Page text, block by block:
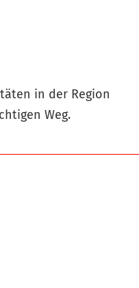
in der Region
Weg.